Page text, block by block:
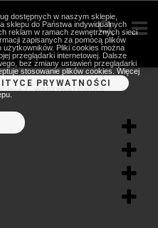
dostępnych w naszym sklepie,
sklepu do Państwa indywidualnych
reklam w ramach zewnętrznych sieci
zapisanych za pomocą plików
Pliki cookies można
przeglądarki internetowej. Dalsze
bez zmiany ustawień przeglądarki
stosowanie plików cookies. Więcej
PRYWATNOŚCI